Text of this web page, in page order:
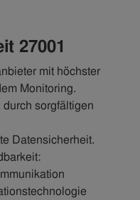
27001
mit höchster
Monitoring.
sorgfältigen
Datensicherheit.